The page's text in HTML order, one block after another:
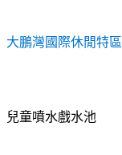
大鵬灣國際休閒特區
兒童噴水戲水池